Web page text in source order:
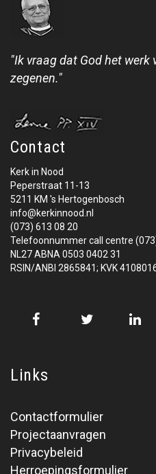
"Ik vraag dat God het werk
zegenen."
Contact
Kerk in Nood
Peperstraat 11-13
5211 KM 's Hertogenbosch
info@kerkinnood.nl
(073) 613 08 20
Telefoonnummer call centre
NL27 ABNA 0503 0402 31
RSIN/ANBI 2865841; KVK
Links
Contactformulier
Projectaanvragen
Privacybeleid
Herroepingsformulier